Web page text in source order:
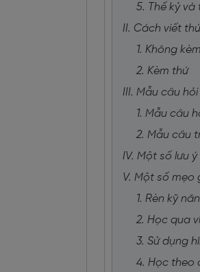
5. Thế kỷ
II. Cách viết
1. Không
2. Kèm thứ
III. Mẫu câu
1. Mẫu câu
2. Mẫu câu
IV. Một số lưu
V. Một số
1. Rèn kỹ
2. Học qua
3. Sử dụng
4. Học theo